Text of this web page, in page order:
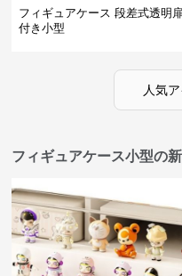
フィギュアケース 段差式透明
付き小型
人気
フィギュアケース小型の